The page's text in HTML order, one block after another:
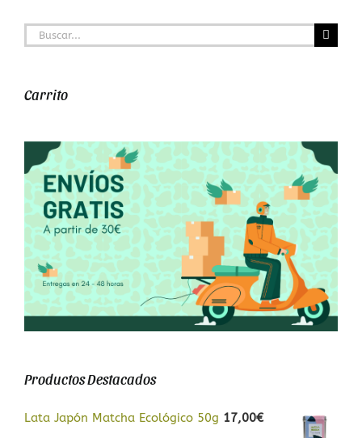
Buscar:
Carrito
Productos Destacados
Lata Japón Matcha Ecológico 50g 17,00€